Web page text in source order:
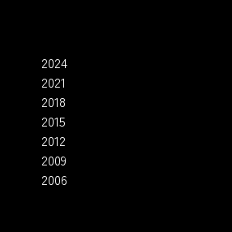
2024
2021
2018
2015
2012
2009
2006